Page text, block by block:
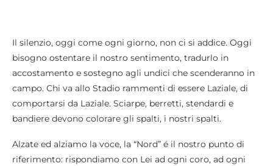
Il silenzio, oggi come ogni giorno, non ci si addice. Oggi
bisogno ostentare il nostro sentimento, tradurlo in
accostamento e sostegno agli undici che scenderanno in
campo. Chi va allo Stadio rammenti di essere Laziale, di
comportarsi da Laziale. Sciarpe, berretti, stendardi e
bandiere devono colorare gli spalti, i nostri spalti.
Alzate ed alziamo la voce, la “Nord” é il nostro punto di
riferimento: rispondiamo con Lei ad ogni coro, ad ogni